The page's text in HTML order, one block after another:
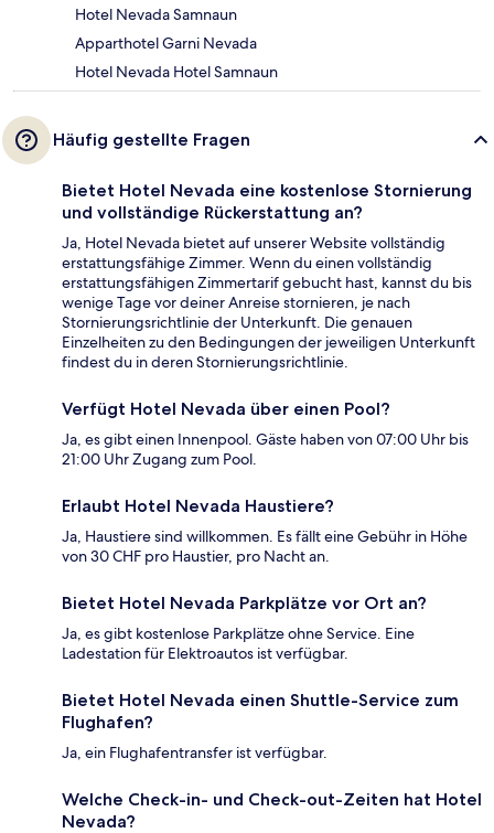
Hotel Nevada Samnaun
Apparthotel Garni Nevada
Hotel Nevada Hotel Samnaun
Häufig gestellte Fragen
Bietet Hotel Nevada eine kostenlose Stornierung
und vollständige Rückerstattung an?
Ja, Hotel Nevada bietet auf unserer Website vollständig
erstattungsfähige Zimmer. Wenn du einen vollständig
erstattungsfähigen Zimmertarif gebucht hast, kannst du bis
wenige Tage vor deiner Anreise stornieren, je nach
Stornierungsrichtlinie der Unterkunft. Die genauen
Einzelheiten zu den Bedingungen der jeweiligen Unterkunft
findest du in deren Stornierungsrichtlinie.
Verfügt Hotel Nevada über einen Pool?
Ja, es gibt einen Innenpool. Gäste haben von 07:00 Uhr bis
21:00 Uhr Zugang zum Pool.
Erlaubt Hotel Nevada Haustiere?
Ja, Haustiere sind willkommen. Es fällt eine Gebühr in Höhe
von 30 CHF pro Haustier, pro Nacht an.
Bietet Hotel Nevada Parkplätze vor Ort an?
Ja, es gibt kostenlose Parkplätze ohne Service. Eine
Ladestation für Elektroautos ist verfügbar.
Bietet Hotel Nevada einen Shuttle-Service zum
Flughafen?
Ja, ein Flughafentransfer ist verfügbar.
Welche Check-in- und Check-out-Zeiten hat Hotel
Nevada?